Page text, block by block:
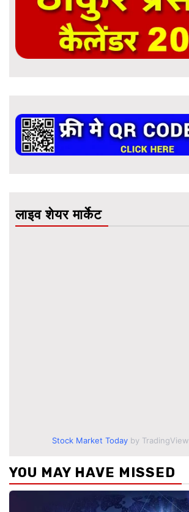
लाइव शेयर मार्केट
Stock Market Today by TradingView
YOU MAY HAVE MISSED